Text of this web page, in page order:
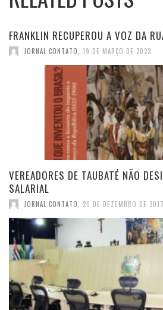
FRANKLIN RECUPEROU A VOZ DA
JORNAL CONTATO 19 DE MARÇO DE 2023
VEREADORES DE TAUBATÉ NÃO
SALARIAL
JORNAL CONTATO 20 DE DEZEMBRO DE 2017